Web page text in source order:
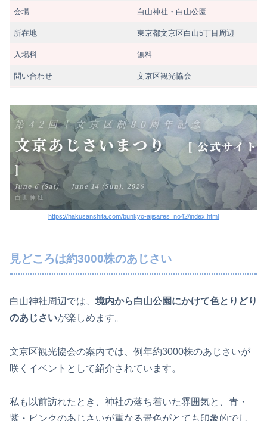
会場 白山神社・白山公園
所在地 東京都文京区白山5丁目周辺
入場料 無料
問い合わせ 文京区観光協会
https://hakusanshita.com/bunkyo-ajisaifes_no42/index.html
見どころは約3000株のあじさい
白山神社周辺では、 境内から白山公園にかけて色とりどり
のあじさいが楽しめます。
文京区観光協会の案内では、例年約3000株のあじさいが
咲くイベントとして紹介されています。
私も以前訪れたとき、神社の落ち着いた雰囲気と、青・
紫・ピンクのあじさいが重なる景色がとても印象的でし